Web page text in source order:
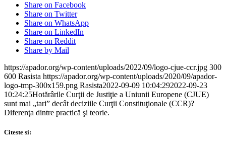
Share on Facebook
Share on Twitter
Share on WhatsApp
Share on LinkedIn
Share on Reddit
Share by Mail
https://apador.org/wp-content/uploads/2022/09/logo-cjue-ccr.jpg 300
600 Rasista https://apador.org/wp-content/uploads/2020/09/apador-
logo-tmp-300x159.png Rasista2022-09-09 10:04:292022-09-23
10:24:25Hotărârile Curţii de Justiţie a Uniunii Europene (CJUE)
sunt mai „tari” decât deciziile Curţii Constituţionale (CCR)?
Diferenţa dintre practică şi teorie.
Citeste si: